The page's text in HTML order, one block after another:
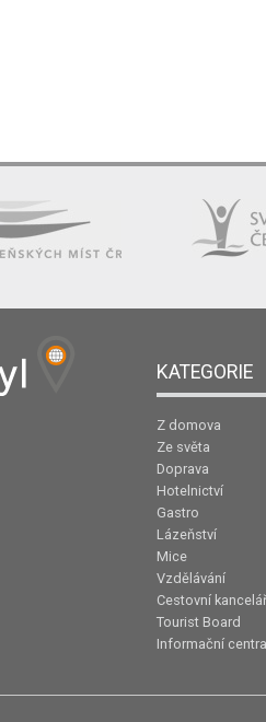
KATEGORIE
Z domova
Ze světa
Doprava
Hotelnictví
Gastro
Lázeňství
Mice
Vzdělávání
Cestovní
Tourist Board
Informační centra